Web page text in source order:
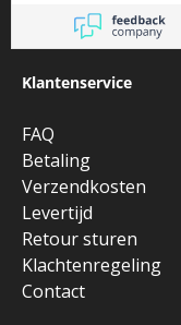
Klantenservice
FAQ
Betaling
Verzendkosten
Levertijd
Retour sturen
Klachtenregeling
Contact